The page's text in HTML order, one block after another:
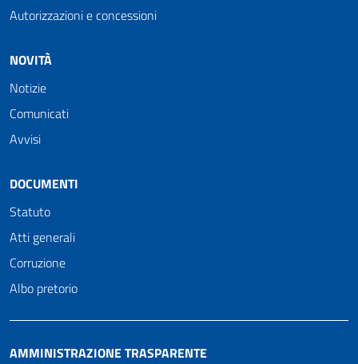
Autorizzazioni e concessioni
NOVITÀ
Notizie
Comunicati
Avvisi
DOCUMENTI
Statuto
Atti generali
Corruzione
Albo pretorio
AMMINISTRAZIONE TRASPARENTE